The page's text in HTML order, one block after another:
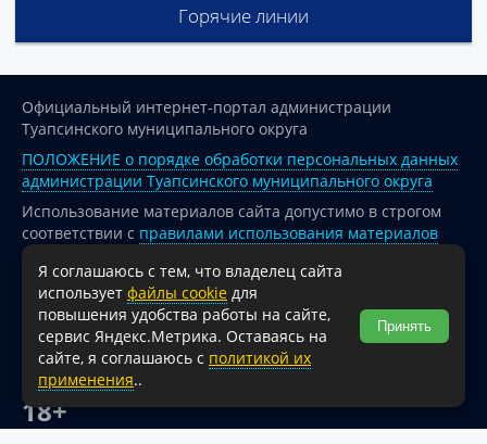
Горячие линии
Официальный интернет-портал администрации
Туапсинского муниципального округа
ПОЛОЖЕНИЕ о порядке обработки персональных данных
администрации Туапсинского муниципального округа
Использование материалов сайта допустимо в строгом
соответствии с правилами использования материалов
опубликованных на сайте
При перепечатке и использовании информации ссылка
на источник обязательна.
Для сайтов и страниц сети Интернет обязательна
активная гиперссылка на официальный интернет-портал
администрации Туапсинского муниципального округа.
18+
Я соглашаюсь с тем, что владелец сайта
использует файлы cookie для
повышения удобства работы на сайте,
сервис Яндекс.Метрика. Оставаясь на
сайте, я соглашаюсь с политикой их
применения..
Принять